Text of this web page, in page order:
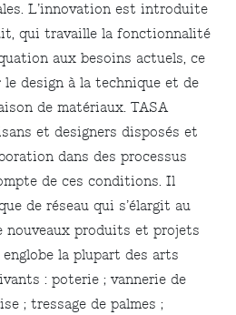
L’innovation est introduite
qui travaille la fonctionnalité
aux besoins actuels, ce
le design à la technique et de
de matériaux. TASA
et designers disposés et
dans des processus
de ces conditions. Il
de réseau qui s’élargit au
nouveaux produits et projets
la plupart des arts
: poterie ; vannerie de
; tressage de palmes ;